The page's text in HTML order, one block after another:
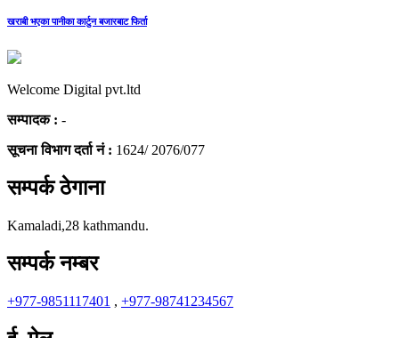
खराबी भएका पानीका कार्टुन बजारबाट फिर्ता
Welcome Digital pvt.ltd
सम्पादक : -
सूचना विभाग दर्ता नं : 1624/ 2076/077
सम्पर्क ठेगाना
Kamaladi,28 kathmandu.
सम्पर्क नम्बर
+977-9851117401 , +977-98741234567